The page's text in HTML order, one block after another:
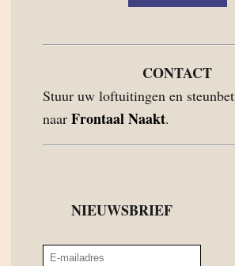
CONTACT
Stuur uw loftuitingen en
naar Frontaal Naakt.
NIEUWSBRIEF